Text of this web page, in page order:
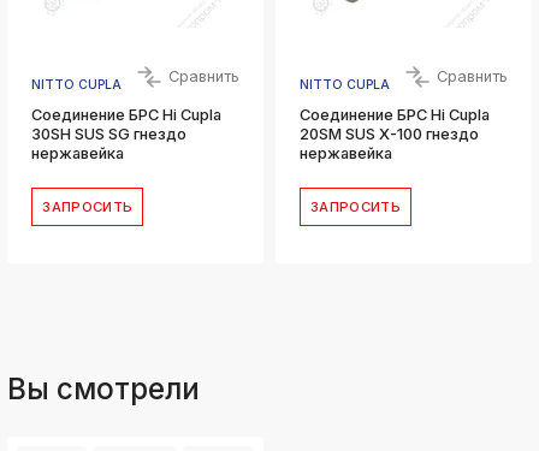
NITTO CUPLA Сравнить
Соединение БРС Hi Cupla
30SH SUS SG гнездо
нержавейка
ЗАПРОСИТЬ
NITTO CUPLA Сравнить
Соединение БРС Hi Cupla
20SM SUS X-100 гнездо
нержавейка
ЗАПРОСИТЬ
Вы смотрели